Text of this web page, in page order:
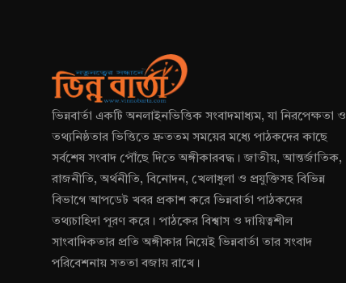
ভিন্নবার্তা একটি অনলাইনভিত্তিক সংবাদমাধ্যম, যা নিরপেক্ষতা ও
তথ্যনিষ্ঠতার ভিত্তিতে দ্রুততম সময়ের মধ্যে পাঠকদের কাছে
সর্বশেষ সংবাদ পৌঁছে দিতে অঙ্গীকারবদ্ধ। জাতীয়, আন্তর্জাতিক,
রাজনীতি, অর্থনীতি, বিনোদন, খেলাধুলা ও প্রযুক্তিসহ বিভিন্ন
বিভাগে আপডেট খবর প্রকাশ করে ভিন্নবার্তা পাঠকদের
তথ্যচাহিদা পূরণ করে। পাঠকের বিশ্বাস ও দায়িত্বশীল
সাংবাদিকতার প্রতি অঙ্গীকার নিয়েই ভিন্নবার্তা তার সংবাদ
পরিবেশনায় সততা বজায় রাখে।